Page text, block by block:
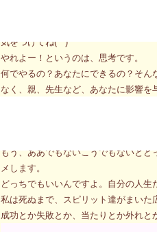
気をつけてね(^^)
やれよー！というのは、思考です。
何でやるの？あなたにできるの？そ
なく、親、先生など、あなたに影響を
もう、ああでもないこうでもないと
メします。
どっちでもいいんですよ。自分の人生
私は死ぬまで、スピリット達がまいた
成功とか失敗とか、当たりとか外れ